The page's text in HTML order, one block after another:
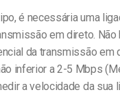
é necessária uma
em direto. Não
da transmissão em
inferior a 2-5 Mbps
a velocidade da sua